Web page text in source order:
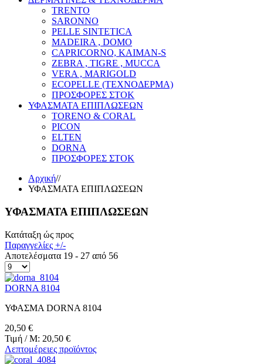
TRENTO
SARONNO
PELLE SINTETICA
MADEIRA , DOMO
CAPRICORNO, KAIMAN-S
ZEBRA , TIGRE , MUCCA
VERA , MARIGOLD
ECOPELLE (ΤΕΧΝΟΔΕΡΜΑ)
ΠΡΟΣΦΟΡΕΣ ΣΤΟΚ
ΥΦΑΣΜΑΤΑ ΕΠΙΠΛΩΣΕΩΝ
TORENO & CORAL
PICON
ELTEN
DORNA
ΠΡΟΣΦΟΡΕΣ ΣΤΟΚ
Αρχική//
ΥΦΑΣΜΑΤΑ ΕΠΙΠΛΩΣΕΩΝ
ΥΦΑΣΜΑΤΑ ΕΠΙΠΛΩΣΕΩΝ
Κατάταξη ώς προς
Παραγγελίες +/-
Αποτελέσματα 19 - 27 από 56
DORNA 8104
ΥΦΑΣΜΑ DORNA 8104
20,50 €
Τιμή / M: 20,50 €
Λεπτομέρειες προϊόντος